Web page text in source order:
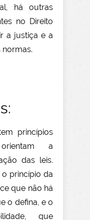
há outras
no Direito
a justiça e a
princípios
a
das leis.
princípio da
que não há
o defina, e o
que